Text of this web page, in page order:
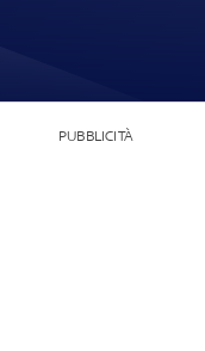
PUBBLICITÀ